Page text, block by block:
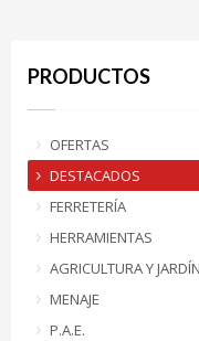
PRODUCTOS
OFERTAS
DESTACADOS
FERRETERÍA
HERRAMIENTAS
AGRICULTURA Y JARDÍN
MENAJE
P.A.E.